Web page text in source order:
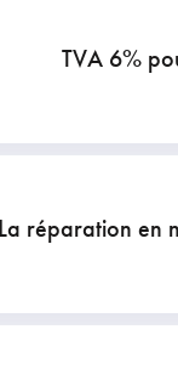
TVA 6%
réparation en